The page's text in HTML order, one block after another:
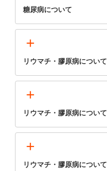
糖尿病について
+
リウマチ・膠原病について
+
リウマチ・膠原病について
+
リウマチ・膠原病について